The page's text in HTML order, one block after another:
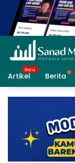
Artikel Berita